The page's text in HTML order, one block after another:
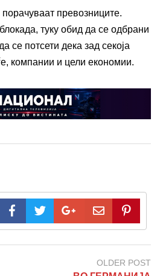
превозниците.
туку обид да се одбрани
се потсети дека зад секоја
компании и цели економии.
OLDER POST